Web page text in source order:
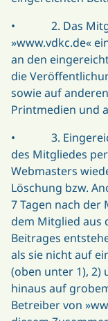
• 2. Das
»www.vdkc.de«
an den
die
sowie auf
Printmedien und
• 3.
des Mitgliedes
Webmasters
Löschung bzw.
7 Tagen nach der
dem Mitglied aus
Beitrages
als sie nicht auf
(oben unter 1), 2)
hinaus auf
Betreiber von